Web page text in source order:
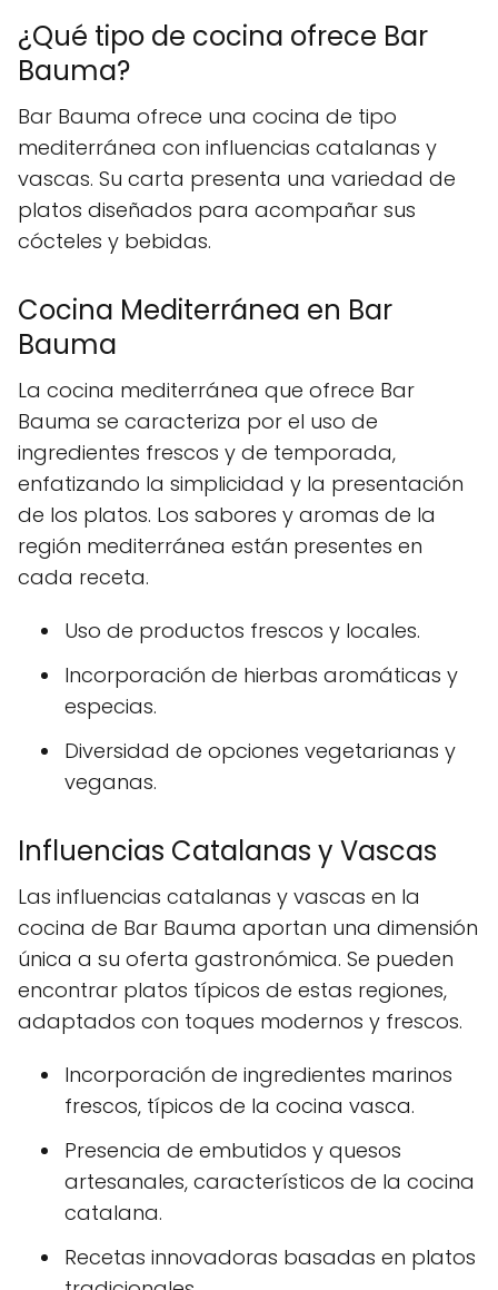
¿Qué tipo de cocina ofrece Bar
Bauma?
Bar Bauma ofrece una cocina de tipo
mediterránea con influencias catalanas y
vascas. Su carta presenta una variedad de
platos diseñados para acompañar sus
cócteles y bebidas.
Cocina Mediterránea en Bar
Bauma
La cocina mediterránea que ofrece Bar
Bauma se caracteriza por el uso de
ingredientes frescos y de temporada,
enfatizando la simplicidad y la presentación
de los platos. Los sabores y aromas de la
región mediterránea están presentes en
cada receta.
Uso de productos frescos y locales.
Incorporación de hierbas aromáticas y
especias.
Diversidad de opciones vegetarianas y
veganas.
Influencias Catalanas y Vascas
Las influencias catalanas y vascas en la
cocina de Bar Bauma aportan una dimensión
única a su oferta gastronómica. Se pueden
encontrar platos típicos de estas regiones,
adaptados con toques modernos y frescos.
Incorporación de ingredientes marinos
frescos, típicos de la cocina vasca.
Presencia de embutidos y quesos
artesanales, característicos de la cocina
catalana.
Recetas innovadoras basadas en platos